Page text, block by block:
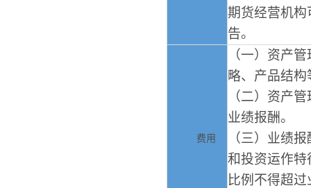
期货经营机
告。
费用
（一）资产
略、产品结
（二）资产
业绩报酬。
（三）业绩
和投资运作
比例不得超